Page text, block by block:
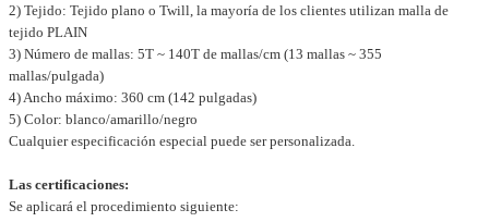
2) Tejido: Tejido plano o Twill, la mayoría de los clientes utilizan malla de
tejido PLAIN
3) Número de mallas: 5T ~ 140T de mallas/cm (13 mallas ~ 355
mallas/pulgada)
4) Ancho máximo: 360 cm (142 pulgadas)
5) Color: blanco/amarillo/negro
Cualquier especificación especial puede ser personalizada.
Las certificaciones:
Se aplicará el procedimiento siguiente: